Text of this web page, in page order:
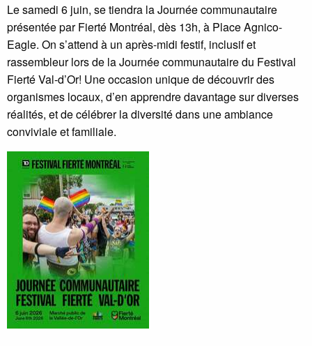
Le samedi 6 juin, se tiendra la Journée communautaire
présentée par Fierté Montréal, dès 13h, à Place Agnico-
Eagle. On s’attend à un après-midi festif, inclusif et
rassembleur lors de la Journée communautaire du Festival
Fierté Val-d’Or! Une occasion unique de découvrir des
organismes locaux, d’en apprendre davantage sur diverses
réalités, et de célébrer la diversité dans une ambiance
conviviale et familiale.